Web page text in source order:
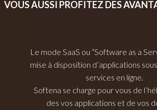
VOUS AUSSI PROFITEZ DES
Le mode SaaS ou “Software as a
mise à disposition d’applications
services en ligne.
Softena se charge pour vous de
des vos applications et de vos